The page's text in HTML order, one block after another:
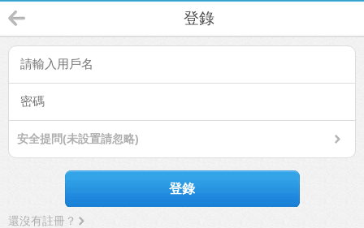
登錄
安全提問(未設置請忽略)
登錄
還沒有註冊？